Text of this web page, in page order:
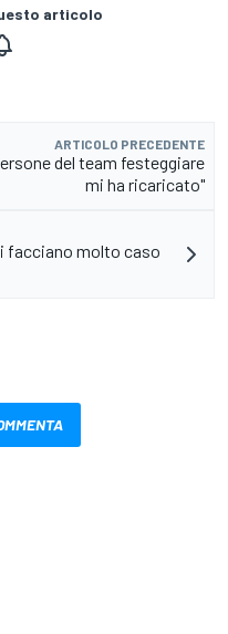
articolo
ARTICOLO PRECEDENTE
del team festeggiare
mi ha ricaricato"
facciano molto caso